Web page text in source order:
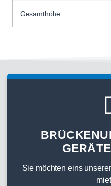
Gesamthöhe
Sie möchten eins